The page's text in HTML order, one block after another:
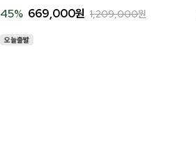
45% 669,000원 1,209,000원